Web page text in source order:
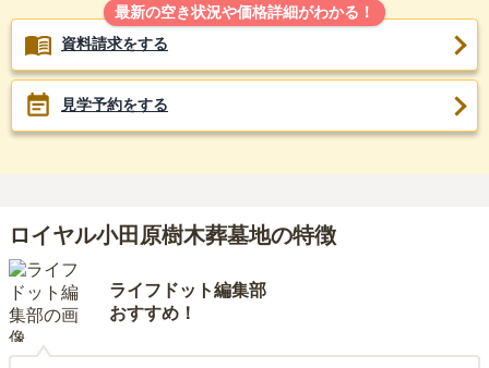
最新の空き状況や価格詳細がわかる！
資料請求をする
見学予約をする
ロイヤル小田原樹木葬墓地の特徴
ライフドット編集部
おすすめ！